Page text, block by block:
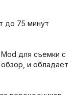
до 75 минут
для съемки с
и обладает